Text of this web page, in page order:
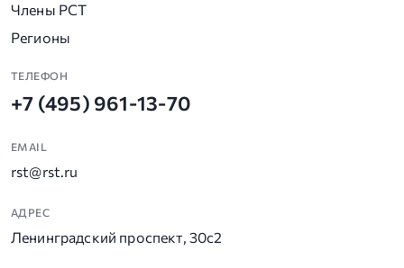
Члены РСТ
Регионы
ТЕЛЕФОН
+7 (495) 961-13-70
EMAIL
rst@rst.ru
АДРЕС
Ленинградский проспект, 30с2